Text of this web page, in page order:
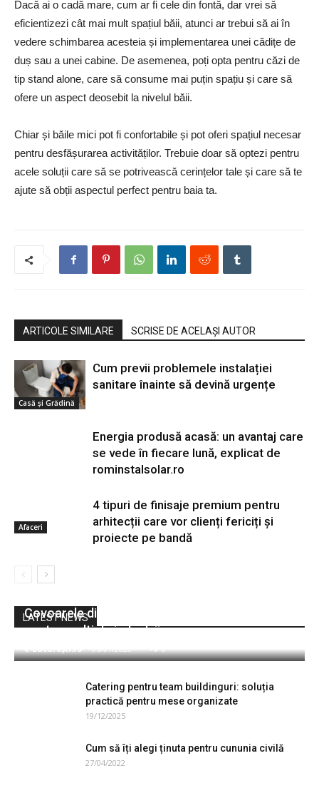
Dacă ai o cadă mare, cum ar fi cele din fontă, dar vrei să
eficientizezi cât mai mult spațiul băii, atunci ar trebui să ai în
vedere schimbarea acesteia și implementarea unei cădițe de
duș sau a unei cabine. De asemenea, poți opta pentru căzi de
tip stand alone, care să consume mai puțin spațiu și care să
ofere un aspect deosebit la nivelul băii.
Chiar și băile mici pot fi confortabile și pot oferi spațiul necesar
pentru desfășurarea activităților. Trebuie doar să optezi pentru
acele soluții care să se potrivească cerințelor tale și care să te
ajute să obții aspectul perfect pentru baia ta.
ARTICOLE SIMILARE SCRISE DE ACELAȘI AUTOR
Casă și Grădină
Cum previi problemele instalației
sanitare înainte să devină urgențe
Afaceri
Energia produsă acasă: un avantaj care
se vede în fiecare lună, explicat de
rominstalsolar.ro
Afaceri
4 tipuri de finisaje premium pentru
arhitecții care vor clienți fericiți și
proiecte pe bandă
LATEST NEWS
Covoarele din cauciuc – o alegere economică
pentru multiple industrii
e-București.ro - 06/01/2020 0
Catering pentru team buildinguri: soluția
practică pentru mese organizate
19/12/2025
Cum să îți alegi ținuta pentru cununia civilă
27/04/2022